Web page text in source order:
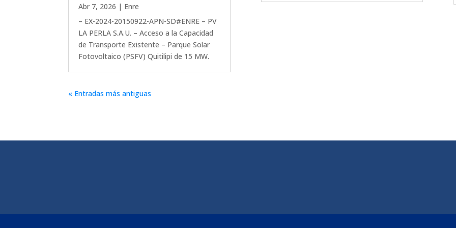
Abr 7, 2026 | Enre
– EX-2024-20150922-APN-SD#ENRE – PV
LA PERLA S.A.U. – Acceso a la Capacidad
de Transporte Existente – Parque Solar
Fotovoltaico (PSFV) Quitilipi de 15 MW.
« Entradas más antiguas